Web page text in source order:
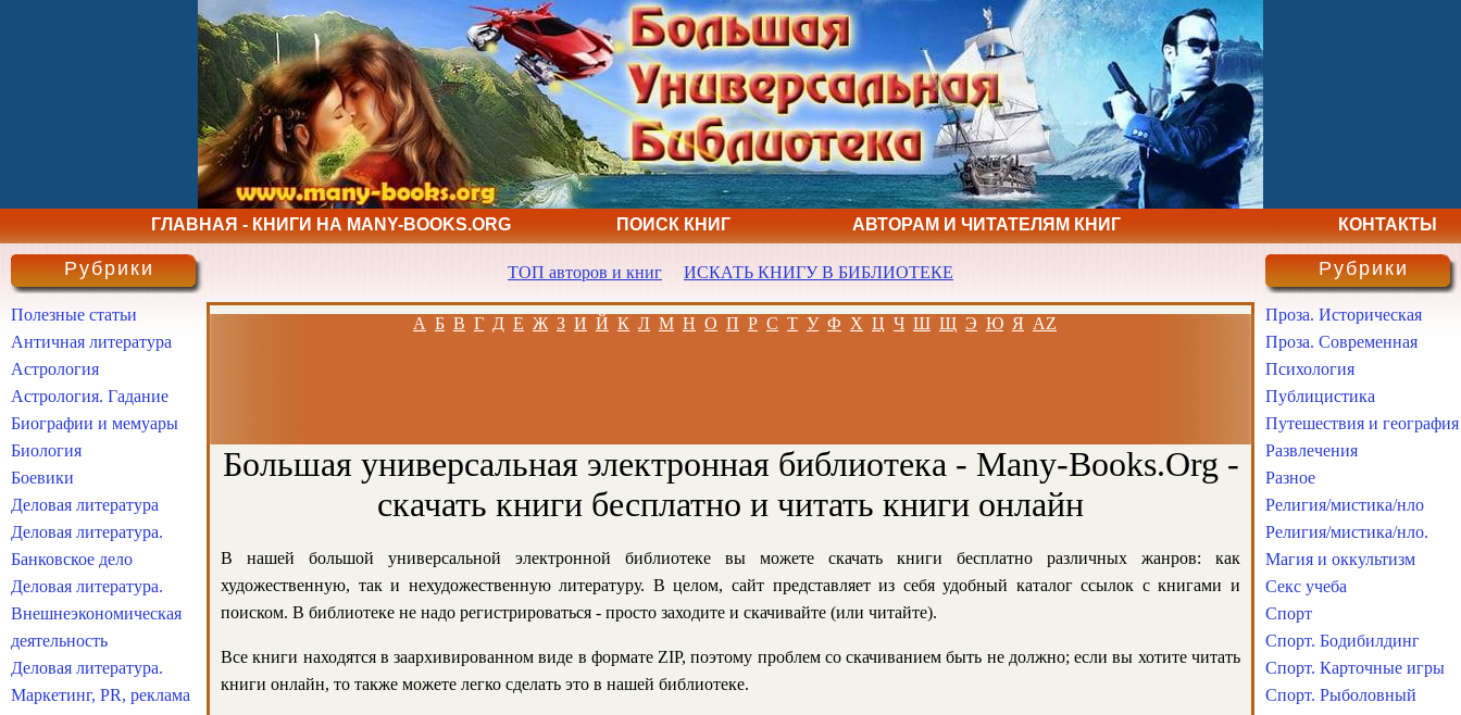
ГЛАВНАЯ - КНИГИ НА MANY-BOOKS.ORG ПОИСК КНИГ АВТОРАМ И ЧИТАТЕЛЯМ КНИГ КОНТАКТЫ
ТОП авторов и книг ИСКАТЬ КНИГУ В БИБЛИОТЕКЕ
А Б В Г Д Е Ж З И Й К Л М Н О П Р С Т У Ф Х Ц Ч Ш Щ Э Ю Я AZ
Большая универсальная электронная библиотека - Many-Books.Org -
скачать книги бесплатно и читать книги онлайн
В нашей большой универсальной электронной библиотеке вы можете скачать книги бесплатно различных жанров: как
художественную, так и нехудожественную литературу. В целом, сайт представляет из себя удобный каталог ссылок с книгами и
поиском. В библиотеке не надо регистрироваться - просто заходите и скачивайте (или читайте).
Все книги находятся в заархивированном виде в формате ZIP, поэтому проблем со скачиванием быть не должно; если вы хотите читать
книги онлайн, то также можете легко сделать это в нашей библиотеке.
Рубрики
Полезные статьи
Античная литература
Астрология
Астрология. Гадание
Биографии и мемуары
Биология
Боевики
Деловая литература
Деловая литература.
Банковское дело
Деловая литература.
Внешнеэкономическая
деятельность
Деловая литература.
Маркетинг, PR, реклама
Рубрики
Проза. Историческая
Проза. Современная
Психология
Публицистика
Путешествия и география
Развлечения
Разное
Религия/мистика/нло
Религия/мистика/нло.
Магия и оккультизм
Секс учеба
Спорт
Спорт. Бодибилдинг
Спорт. Карточные игры
Спорт. Рыболовный